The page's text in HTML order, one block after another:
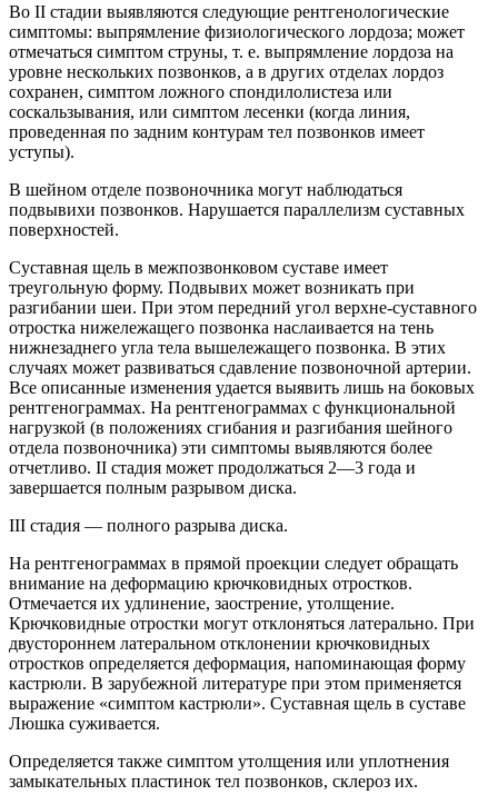
Во II стадии выявляются следующие рентгенологические
симптомы: выпрямление физиологического лордоза; может
отмечаться симптом струны, т. е. выпрямление лордоза на
уровне нескольких позвонков, а в других отделах лордоз
сохранен, симптом ложного спондилолистеза или
соскальзывания, или симптом лесенки (когда линия,
проведенная по задним контурам тел позвонков имеет
уступы).
В шейном отделе позвоночника могут наблюдаться
подвывихи позвонков. Нарушается параллелизм суставных
поверхностей.
Суставная щель в межпозвонковом суставе имеет
треугольную форму. Подвывих может возникать при
разгибании шеи. При этом передний угол верхне-суставного
отростка нижележащего позвонка наслаивается на тень
нижнезаднего угла тела вышележащего позвонка. В этих
случаях может развиваться сдавление позвоночной артерии.
Все описанные изменения удается выявить лишь на боковых
рентгенограммах. На рентгенограммах с функциональной
нагрузкой (в положениях сгибания и разгибания шейного
отдела позвоночника) эти симптомы выявляются более
отчетливо. II стадия может продолжаться 2—3 года и
завершается полным разрывом диска.
III стадия — полного разрыва диска.
На рентгенограммах в прямой проекции следует обращать
внимание на деформацию крючковидных отростков.
Отмечается их удлинение, заострение, утолщение.
Крючковидные отростки могут отклоняться латерально. При
двустороннем латеральном отклонении крючковидных
отростков определяется деформация, напоминающая форму
кастрюли. В зарубежной литературе при этом применяется
выражение «симптом кастрюли». Суставная щель в суставе
Люшка суживается.
Определяется также симптом утолщения или уплотнения
замыкательных пластинок тел позвонков, склероз их.